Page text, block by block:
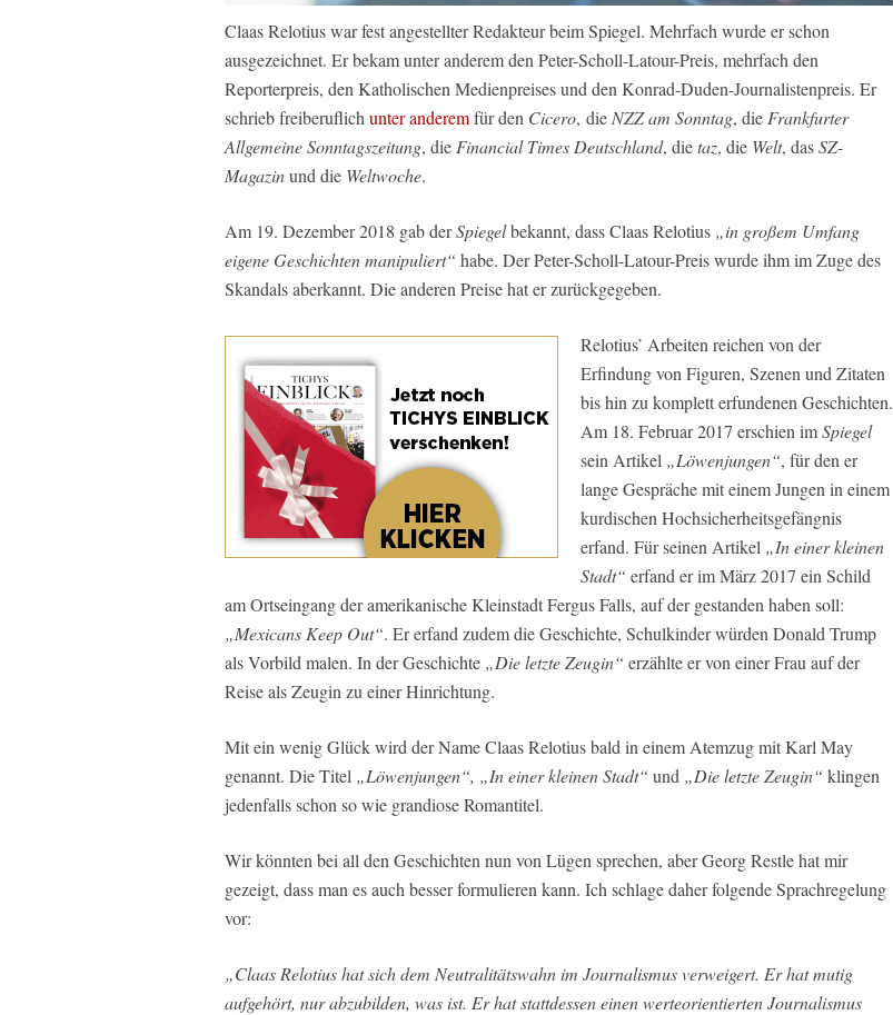
Claas Relotius war fest angestellter Redakteur beim Spiegel. Mehrfach wurde er schon
ausgezeichnet. Er bekam unter anderem den Peter-Scholl-Latour-Preis, mehrfach den
Reporterpreis, den Katholischen Medienpreises und den Konrad-Duden-Journalistenpreis. Er
schrieb freiberuflich unter anderemfür den Cicero, die NZZ am Sonntag, die Frankfurter
Allgemeine Sonntagszeitung, die Financial Times Deutschland, dietaz, die Welt, dasSZ-
Magazinund die Weltwoche.
Am 19. Dezember 2018 gab derSpiegelbekannt, dass Claas Relotius „in großem Umfang
eigene Geschichten manipuliert“ habe. Der Peter-Scholl-Latour-Preis wurde ihm im Zuge des
Skandals aberkannt. Die anderen Preise hat er zurückgegeben.
Relotius’ Arbeiten reichen von der
Erfindung von Figuren, Szenen und Zitaten
bis hin zu komplett erfundenen Geschichten.
Am 18. Februar 2017 erschien imSpiegel
sein Artikel „Löwenjungen“, für den er
lange Gespräche mit einem Jungen in einem
kurdischen Hochsicherheitsgefängnis
erfand. Für seinen Artikel „In einer kleinen
Stadt“ erfand er im März 2017 ein Schild
am Ortseingang der amerikanische Kleinstadt Fergus Falls, auf der gestanden haben soll:
„Mexicans Keep Out“. Er erfand zudem die Geschichte, Schulkinder würden Donald Trump
als Vorbild malen. In der Geschichte „Die letzte Zeugin“ erzählte er von einer Frau auf der
Reise als Zeugin zu einer Hinrichtung.
Mit ein wenig Glück wird der Name Claas Relotius bald in einem Atemzug mit Karl May
genannt. Die Titel „Löwenjungen“, „In einer kleinen Stadt“ und „Die letzte Zeugin“ klingen
jedenfalls schon so wie grandiose Romantitel.
Wir könnten bei all den Geschichten nun von Lügen sprechen, aber Georg Restle hat mir
gezeigt, dass man es auch besser formulieren kann. Ich schlage daher folgende Sprachregelung
vor:
„Claas Relotius hat sich dem Neutralitätswahn im Journalismus verweigert. Er hat mutig
aufgehört, nur abzubilden, was ist. Er hat stattdessen einen werteorientierten Journalismus